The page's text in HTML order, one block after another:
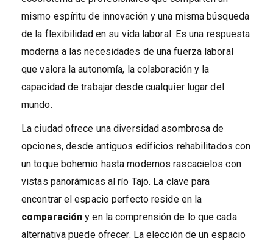
mismo espíritu de innovación y una misma búsqueda
de la flexibilidad en su vida laboral. Es una respuesta
moderna a las necesidades de una fuerza laboral
que valora la autonomía, la colaboración y la
capacidad de trabajar desde cualquier lugar del
mundo.
La ciudad ofrece una diversidad asombrosa de
opciones, desde antiguos edificios rehabilitados con
un toque bohemio hasta modernos rascacielos con
vistas panorámicas al río Tajo. La clave para
encontrar el espacio perfecto reside en la
comparación y en la comprensión de lo que cada
alternativa puede ofrecer. La elección de un espacio